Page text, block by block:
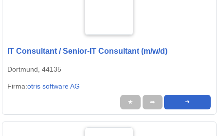
IT Consultant / Senior-IT Consultant (m/w/d)
Dortmund, 44135
Firma:otris software AG
★ ➦ ➜